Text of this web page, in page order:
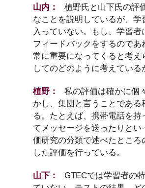
山内：
植野氏と山下氏の評
なことを説明しているが、
入っていない。もし、学習
フィードバックをするので
常に重要になってくると考
してのどのように考えている
植野：
私の評価は確かに個
かし、集団と言うことであ
る。たとえば、携帯電話を
てメッセージを送ったりと
価研究の分類で述べたとこ
した評価を行っている。
山下：
GTECでは学習者の